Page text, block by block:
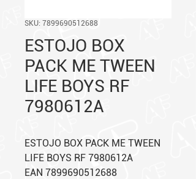
SKU: 7899690512688
ESTOJO BOX
PACK ME TWEEN
LIFE BOYS RF
7980612A
ESTOJO BOX PACK ME TWEEN
LIFE BOYS RF 7980612A
EAN 7899690512688